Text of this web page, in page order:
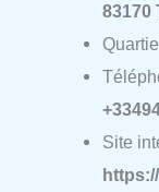
83170
Site